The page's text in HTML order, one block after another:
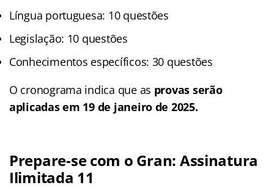
Língua portuguesa: 10 questões
Legislação: 10 questões
Conhecimentos específicos: 30 questões
O cronograma indica que as provas serão
aplicadas em 19 de janeiro de 2025.
Prepare-se com o Gran: Assinatura
Ilimitada 11